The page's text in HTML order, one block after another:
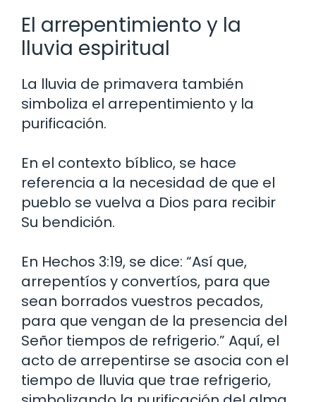
El arrepentimiento y la
lluvia espiritual
La lluvia de primavera también
simboliza el arrepentimiento y la
purificación.
En el contexto bíblico, se hace
referencia a la necesidad de que el
pueblo se vuelva a Dios para recibir
Su bendición.
En Hechos 3:19, se dice: “Así que,
arrepentíos y convertíos, para que
sean borrados vuestros pecados,
para que vengan de la presencia del
Señor tiempos de refrigerio.” Aquí, el
acto de arrepentirse se asocia con el
tiempo de lluvia que trae refrigerio,